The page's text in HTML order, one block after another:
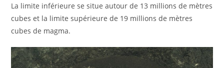
La limite inférieure se situe autour de 13 millions de mètres
cubes et la limite supérieure de 19 millions de mètres
cubes de magma.